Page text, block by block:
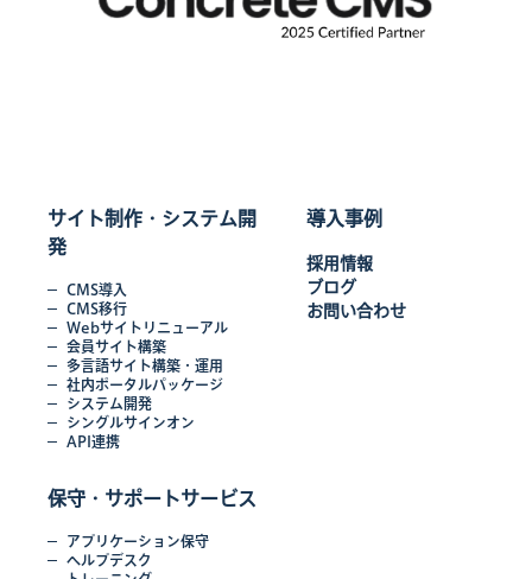
サイト制作・システム開
発
CMS導入
CMS移行
Webサイトリニューアル
会員サイト構築
多言語サイト構築・運用
社内ポータルパッケージ
システム開発
シングルサインオン
API連携
保守・サポートサービス
アプリケーション保守
ヘルプデスク
導入事例
採用情報
ブログ
お問い合わせ